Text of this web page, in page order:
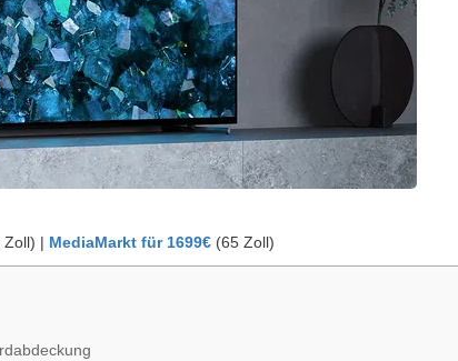
Zoll) | MediaMarkt für 1699€ (65 Zoll)